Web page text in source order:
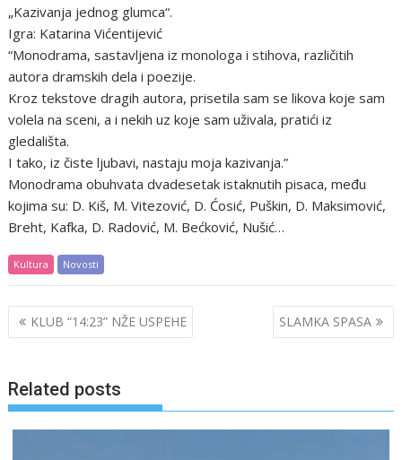
„Kazivanja jednog glumca“.
Igra: Katarina Vićentijević
“Monodrama, sastavljena iz monologa i stihova, različitih
autora dramskih dela i poezije.
Kroz tekstove dragih autora, prisetila sam se likova koje sam
volela na sceni, a i nekih uz koje sam uživala, pratići iz
gledališta.
I tako, iz čiste ljubavi, nastaju moja kazivanja.”
Monodrama obuhvata dvadesetak istaknutih pisaca, među
kojima su: D. Kiš, M. Vitezović, D. Ćosić, Puškin, D. Maksimović,
Breht, Kafka, D. Radović, M. Bećković, Nušić…
Kultura Novosti
Post
navigation
KLUB “14:23” NŽE USPEHE SLAMKA SPASA
Related posts